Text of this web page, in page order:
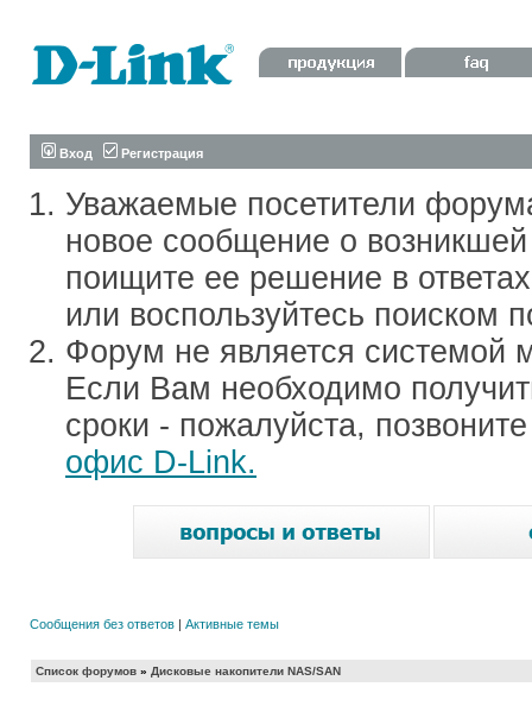
Вход Регистрация
Уважаемые посетители
новое сообщение о
поищите ее решение в
или воспользуйтесь поиском
Форум не является системой
Если Вам необходимо
сроки - пожалуйста,
офис D-Link.
Сообщения без ответов | Активные темы
Список форумов » Дисковые накопители NAS/SAN